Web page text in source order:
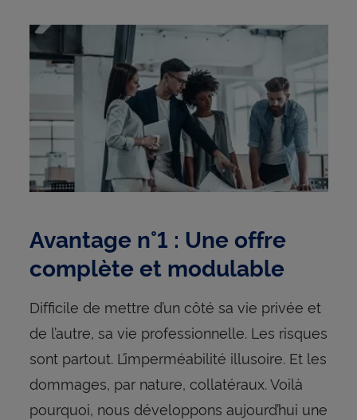
Avantage n°1 : Une offre
complète et modulable
Difficile de mettre d’un côté sa vie privée et
de l’autre, sa vie professionnelle. Les risques
sont partout. L’imperméabilité illusoire. Et les
dommages, par nature, collatéraux. Voilà
pourquoi, nous développons aujourd’hui une